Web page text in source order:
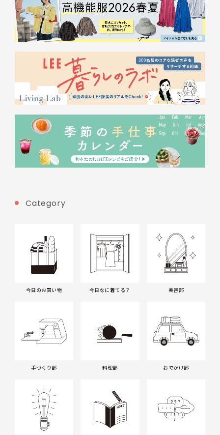
Category
今日のお買い物 今日なに着てる？ 美容部
手づくり部 料理部 おでかけ部